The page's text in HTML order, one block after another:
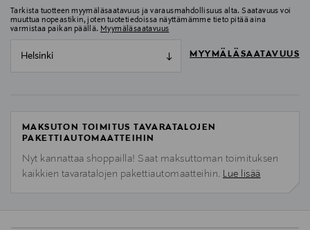
Tarkista tuotteen myymäläsaatavuus ja varausmahdollisuus alta. Saatavuus voi
muuttua nopeastikin, joten tuotetiedoissa näyttämämme tieto pitää aina
varmistaa paikan päällä. Myymäläsaatavuus
Helsinki MYYMÄLÄSAATAVUUS
MAKSUTON TOIMITUS TAVARATALOJEN
PAKETTIAUTOMAATTEIHIN
Nyt kannattaa shoppailla! Saat maksuttoman toimituksen
kaikkien tavaratalojen pakettiautomaatteihin. Lue lisää